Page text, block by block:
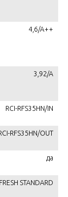
4,6/A++
3,92/A
RCI-RFS35HN/IN
RFS35HN/OUT
да
STANDARD